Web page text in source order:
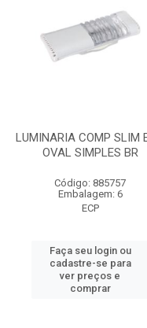
LUMINARIA COMP SLIM
OVAL SIMPLES BR
Código: 885757
Embalagem: 6
ECP
Faça seu login ou
cadastre-se para
ver preços e
comprar